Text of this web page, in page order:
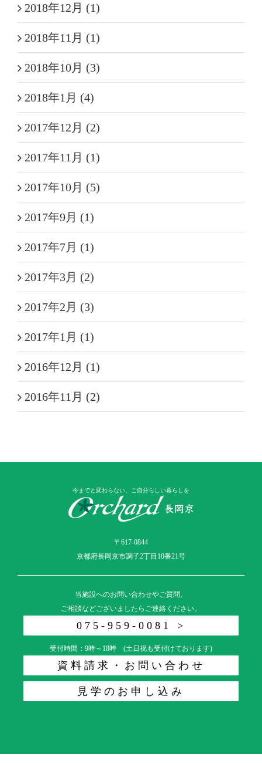
2018年12月 (1)
2018年11月 (1)
2018年10月 (3)
2018年1月 (4)
2017年12月 (2)
2017年11月 (1)
2017年10月 (5)
2017年9月 (1)
2017年7月 (1)
2017年3月 (2)
2017年2月 (3)
2017年1月 (1)
2016年12月 (1)
2016年11月 (2)
今までと変わらない、ご自分らしい暮らしを
〒617-0844
京都府長岡京市調子2丁目10番21号
当施設へのお問い合わせやご質問、
ご相談などございましたらご連絡ください。
075-959-0081 >
受付時間：9時～18時 (土日祝も受付けております)
資料請求・お問い合わせ
見学のお申し込み